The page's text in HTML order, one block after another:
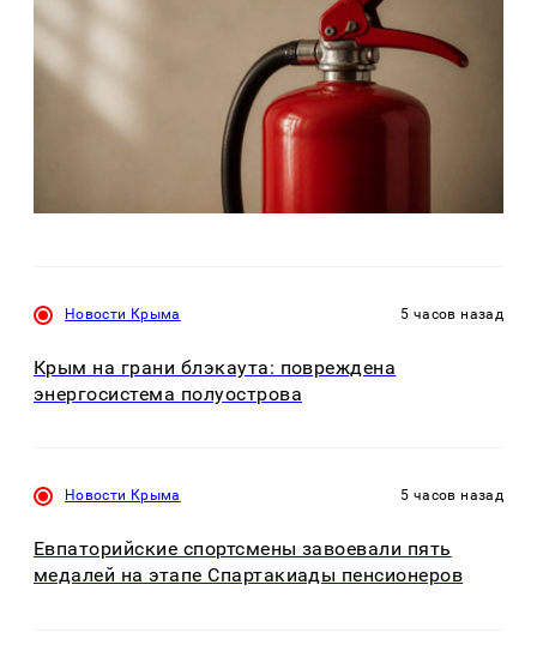
Новости Крыма 5 часов назад
Крым на грани блэкаута: повреждена
энергосистема полуострова
Новости Крыма 5 часов назад
Евпаторийские спортсмены завоевали пять
медалей на этапе Спартакиады пенсионеров